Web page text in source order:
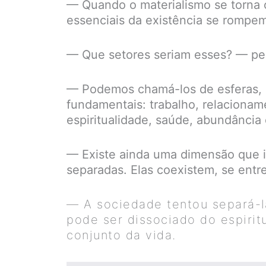
— Quando o materialismo se torna
essenciais da existência se
— Que setores seriam esses? —
— Podemos chamá-los de
fundamentais: trabalho,
espiritualidade, saúde,
— Existe ainda uma dimensão que
separadas. Elas coexistem, se
— A sociedade tentou separá-
pode ser dissociado do
conjunto da vida.